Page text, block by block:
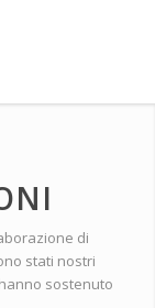
di
stati nostri
sostenuto